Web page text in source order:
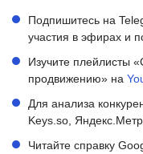
Подпишитесь на
участия в эфирах и
Изучите плейлисты
продвижению» на
Для анализа
Keys.so,
Читайте справку